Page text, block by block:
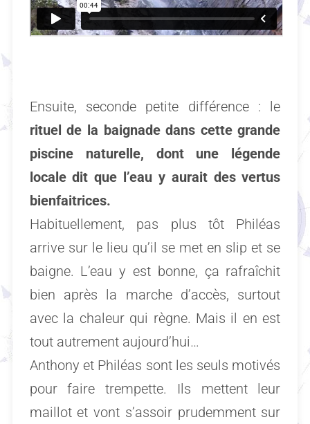
Ensuite, seconde petite différence : le
rituel de la baignade dans cette grande
piscine naturelle, dont une légende
locale dit que l’eau y aurait des vertus
bienfaitrices.
Habituellement, pas plus tôt Philéas
arrive sur le lieu qu’il se met en slip et se
baigne. L’eau y est bonne, ça rafraîchit
bien après la marche d’accès, surtout
avec la chaleur qui règne. Mais il en est
tout autrement aujourd’hui…
Anthony et Philéas sont les seuls motivés
pour faire trempette. Ils mettent leur
maillot et vont s’assoir prudemment sur